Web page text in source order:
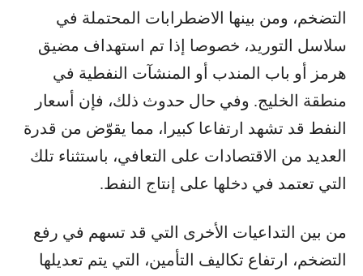
التضخم، ومن بينها الاضطرابات المحتملة في
سلاسل التوريد، خصوصا إذا تم استهداف مضيق
هرمز أو باب المندب أو المنشآت النفطية في
منطقة الخليج. وفي حال حدوث ذلك، فإن أسعار
النفط قد تشهد ارتفاعا كبيرا، مما يقوّض من قدرة
العديد من الاقتصادات على التعافي، باستثناء تلك
التي تعتمد في دخلها على إنتاج النفط.
من بين التداعيات الأخرى التي قد تسهم في رفع
التضخم، ارتفاع تكاليف التأمين، التي يتم تعديلها